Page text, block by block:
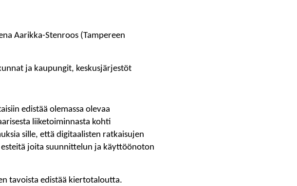
Aarikka-Stenroos (Tampereen
ja kaupungit, keskusjärjestöt
edistää olemassa olevaa
liiketoiminnasta kohti
sille, että digitaalisten ratkaisujen
joita suunnittelun ja käyttöönoton
tavoista edistää kiertotaloutta.